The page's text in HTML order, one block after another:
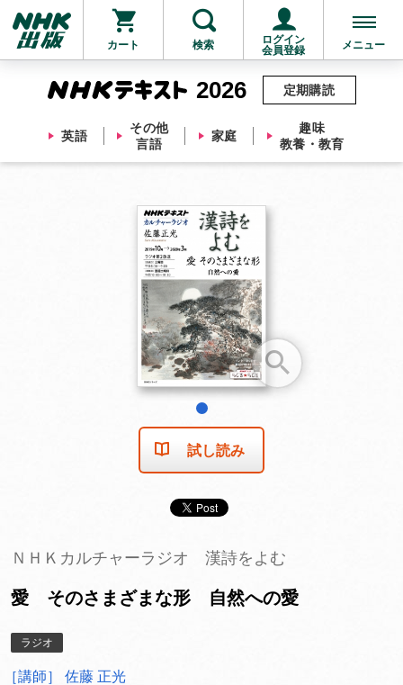
カート 検索
ログイン
会員登録
メニュー
2026
英語
その他
言語
家庭
趣味
教養・教育
定期購読
他にも商品を買う
試し読み
ＮＨＫカルチャーラジオ 漢詩をよむ
愛 そのさまざまな形 自然への愛
ラジオ
［講師］ 佐藤 正光